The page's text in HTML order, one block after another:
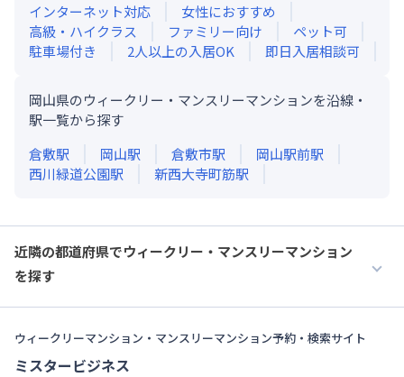
インターネット対応
女性におすすめ
高級・ハイクラス
ファミリー向け
ペット可
駐車場付き
2人以上の入居OK 即日入居相談可
岡山県のウィークリー・マンスリーマンションを沿線・
駅一覧から探す
倉敷駅 岡山駅 倉敷市駅 岡山駅前駅
西川緑道公園駅 新西大寺町筋駅
近隣の都道府県でウィークリー・マンスリーマンション
を探す
ウィークリーマンション・マンスリーマンション予約・検索サイト
ミスタービジネス